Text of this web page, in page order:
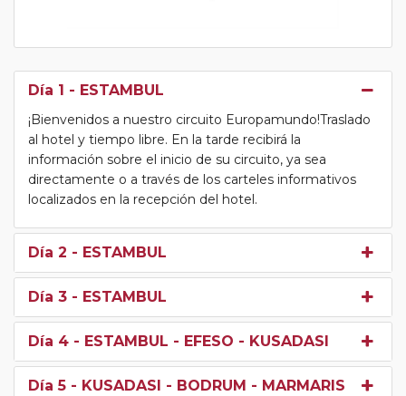
Día 1 - ESTAMBUL
¡Bienvenidos a nuestro circuito Europamundo!Traslado
al hotel y tiempo libre. En la tarde recibirá la
información sobre el inicio de su circuito, ya sea
directamente o a través de los carteles informativos
localizados en la recepción del hotel.
Día 2 - ESTAMBUL
Día 3 - ESTAMBUL
Día 4 - ESTAMBUL - EFESO - KUSADASI
Día 5 - KUSADASI - BODRUM - MARMARIS